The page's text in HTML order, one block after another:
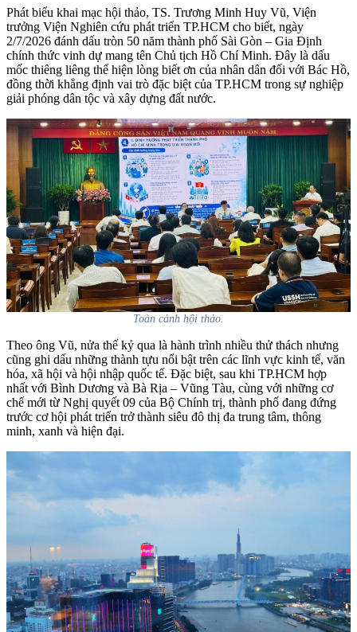
Phát biểu khai mạc hội thảo, TS. Trương Minh Huy Vũ, Viện
trưởng Viện Nghiên cứu phát triển TP.HCM cho biết, ngày
2/7/2026 đánh dấu tròn 50 năm thành phố Sài Gòn – Gia Định
chính thức vinh dự mang tên Chủ tịch Hồ Chí Minh. Đây là dấu
mốc thiêng liêng thể hiện lòng biết ơn của nhân dân đối với Bác Hồ,
đồng thời khẳng định vai trò đặc biệt của TP.HCM trong sự nghiệp
giải phóng dân tộc và xây dựng đất nước.
Toàn cảnh hội thảo.
Theo ông Vũ, nửa thế kỷ qua là hành trình nhiều thử thách nhưng
cũng ghi dấu những thành tựu nổi bật trên các lĩnh vực kinh tế, văn
hóa, xã hội và hội nhập quốc tế. Đặc biệt, sau khi TP.HCM hợp
nhất với Bình Dương và Bà Rịa – Vũng Tàu, cùng với những cơ
chế mới từ Nghị quyết 09 của Bộ Chính trị, thành phố đang đứng
trước cơ hội phát triển trở thành siêu đô thị đa trung tâm, thông
minh, xanh và hiện đại.